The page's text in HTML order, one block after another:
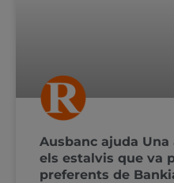
Ausbanc ajuda
els estalvis que va
preferents de